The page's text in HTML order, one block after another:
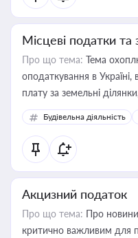
Місцеві податки та
Про що тема: Тема
оподаткування в
Будівельна діяльність
Акцизний податок
Про що тема: Про
критично важливим для